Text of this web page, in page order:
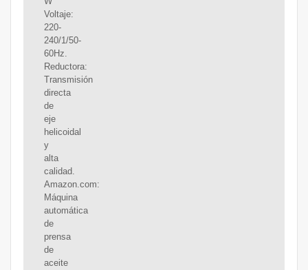
Voltaje:
220-
240/1/50-
60Hz.
Reductora:
Transmisión
directa
de
eje
helicoidal
y
alta
calidad.
Amazon.com:
Máquina
automática
de
prensa
de
aceite